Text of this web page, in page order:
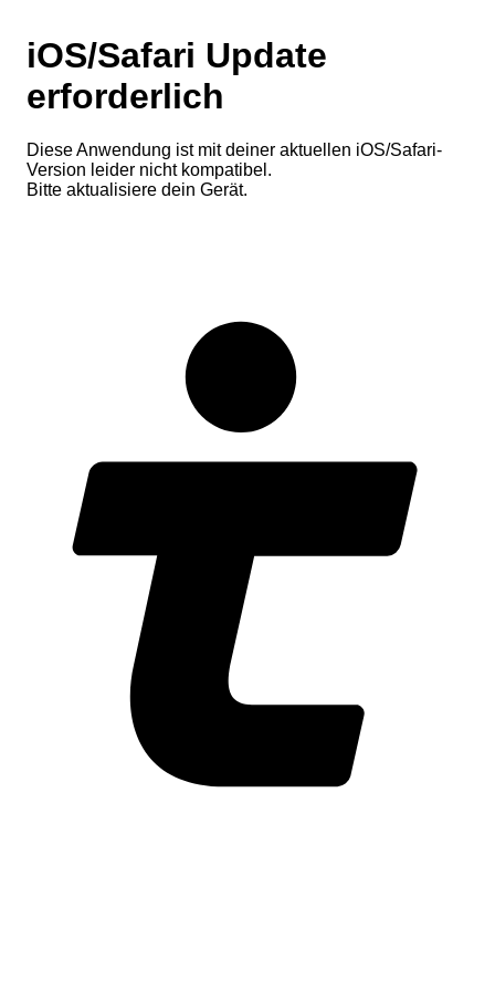
iOS/Safari Update
erforderlich
Diese Anwendung ist mit deiner aktuellen iOS/Safari-
Version leider nicht kompatibel.
Bitte aktualisiere dein Gerät.